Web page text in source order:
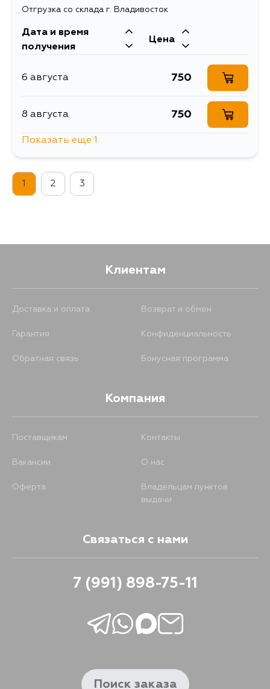
Отгрузка со склада г. Владивосток
Дата и время
получения
Цена
6 августа 750
8 августа 750
Показать еще 1
1 2 3
Клиентам
Доставка и оплата Возврат и обмен
Гарантия Конфиденциальность
Обратная связь Бонусная программа
Компания
Поставщикам Контакты
Вакансии О нас
Оферта
Владельцам пунктов
выдачи
Связаться с нами
7 (991) 898-75-11
Поиск заказа